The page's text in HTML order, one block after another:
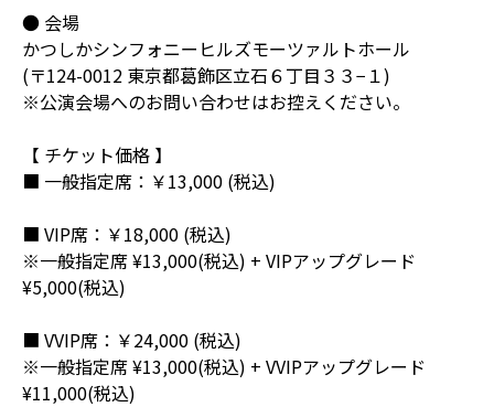
● 会場
かつしかシンフォニーヒルズモーツァルトホール
(〒124-0012 東京都葛飾区立石６丁目３３−１)
※公演会場へのお問い合わせはお控えください。
【 チケット価格 】
■ 一般指定席：￥13,000 (税込)
■ VIP席：￥18,000 (税込)
※一般指定席 ¥13,000(税込) + VIPアップグレード
¥5,000(税込)
■ VVIP席：￥24,000 (税込)
※一般指定席 ¥13,000(税込) + VVIPアップグレード
¥11,000(税込)